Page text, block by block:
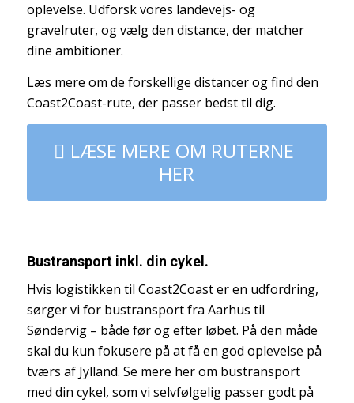
oplevelse. Udforsk vores landevejs- og
gravelruter, og vælg den distance, der matcher
dine ambitioner.
Læs mere om de forskellige distancer og find den
Coast2Coast-rute, der passer bedst til dig.
LÆSE MERE OM RUTERNE
HER
Bustransport inkl. din cykel.
Hvis logistikken til Coast2Coast er en udfordring,
sørger vi for bustransport fra Aarhus til
Søndervig – både før og efter løbet. På den måde
skal du kun fokusere på at få en god oplevelse på
tværs af Jylland. Se mere her om bustransport
med din cykel, som vi selvfølgelig passer godt på